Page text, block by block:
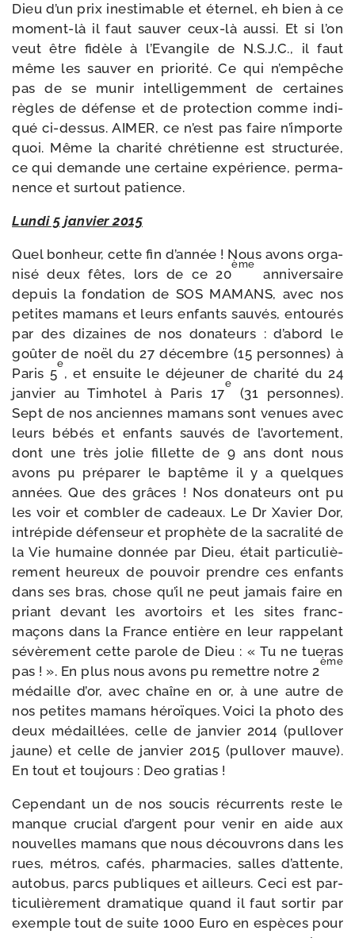
Dieu d’un prix ines­ti­mable et éter­nel, eh bien à ce
moment-​là il faut sau­ver ceux-​là aus­si. Et si l’on
veut être fidèle à l’Evangile de N.S.J.C., il faut
même les sau­ver en prio­ri­té. Ce qui n’empêche
pas de se munir intel­li­gem­ment de cer­taines
règles de défense et de pro­tec­tion comme indi­
qué ci-​dessus. AIMER, ce n’est pas faire n’importe
quoi. Même la cha­ri­té chré­tienne est struc­tu­rée,
ce qui demande une cer­taine expé­rience, per­ma­
nence et sur­tout patience.
Lundi 5 jan­vier 2015
Quel bon­heur, cette fin d’année ! Nous avons orga­
ni­sé deux fêtes, lors de ce 20
ème
anni­ver­saire
depuis la fon­da­tion de SOS MAMANS, avec nos
petites mamans et leurs enfants sau­vés, entou­rés
par des dizaines de nos dona­teurs : d’abord le
goû­ter de noël du 27 décembre (15 per­sonnes) à
Paris 5
e
, et ensuite le déjeu­ner de cha­ri­té du 24
jan­vier au Timhotel à Paris 17
e
(31 per­sonnes).
Sept de nos anciennes mamans sont venues avec
leurs bébés et enfants sau­vés de l’avortement,
dont une très jolie fillette de 9 ans dont nous
avons pu pré­pa­rer le bap­tême il y a quelques
années. Que des grâces ! Nos dona­teurs ont pu
les voir et com­bler de cadeaux. Le Dr Xavier Dor,
intré­pide défen­seur et pro­phète de la sacra­li­té de
la Vie humaine don­née par Dieu, était par­ti­cu­liè­
re­ment heu­reux de pou­voir prendre ces enfants
dans ses bras, chose qu’il ne peut jamais faire en
priant devant les avor­toirs et les sites franc-​
maçons dans la France entière en leur rap­pe­lant
sévè­re­ment cette parole de Dieu : « Tu ne tue­ras
pas ! ». En plus nous avons pu remettre notre 2
ème
médaille d’or, avec chaîne en or, à une autre de
nos petites mamans héroïques. Voici la pho­to des
deux médaillées, celle de jan­vier 2014 (pul­lo­ver
jaune) et celle de jan­vier 2015 (pul­lo­ver mauve).
En tout et tou­jours : Deo gratias !
Cependant un de nos sou­cis récur­rents reste le
manque cru­cial d’argent pour venir en aide aux
nou­velles mamans que nous décou­vrons dans les
rues, métros, cafés, phar­ma­cies, salles d’attente,
auto­bus, parcs publiques et ailleurs. Ceci est par­
ti­cu­liè­re­ment dra­ma­tique quand il faut sor­tir par
exemple tout de suite 1000 Euro en espèces pour